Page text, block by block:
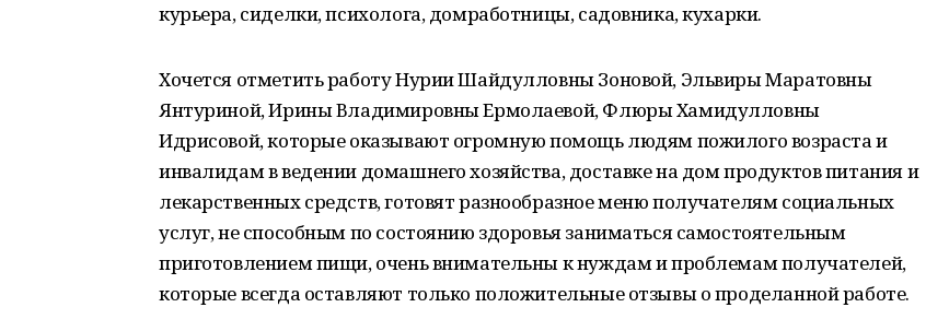
курьера, сиделки, психолога, домработницы, садовника, кухарки.
Хочется отметить работу Нурии Шайдулловны Зоновой, Эльвиры Маратовны
Янтуриной, Ирины Владимировны Ермолаевой, Флюры Хамидулловны
Идрисовой, которые оказывают огромную помощь людям пожилого возраста и
инвалидам в ведении домашнего хозяйства, доставке на дом продуктов питания и
лекарственных средств, готовят разнообразное меню получателям социальных
услуг, не способным по состоянию здоровья заниматься самостоятельным
приготовлением пищи, очень внимательны к нуждам и проблемам получателей,
которые всегда оставляют только положительные отзывы о проделанной работе.